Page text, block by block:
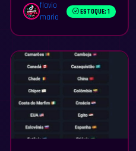
flavio
mario
ESTOQUE: 1